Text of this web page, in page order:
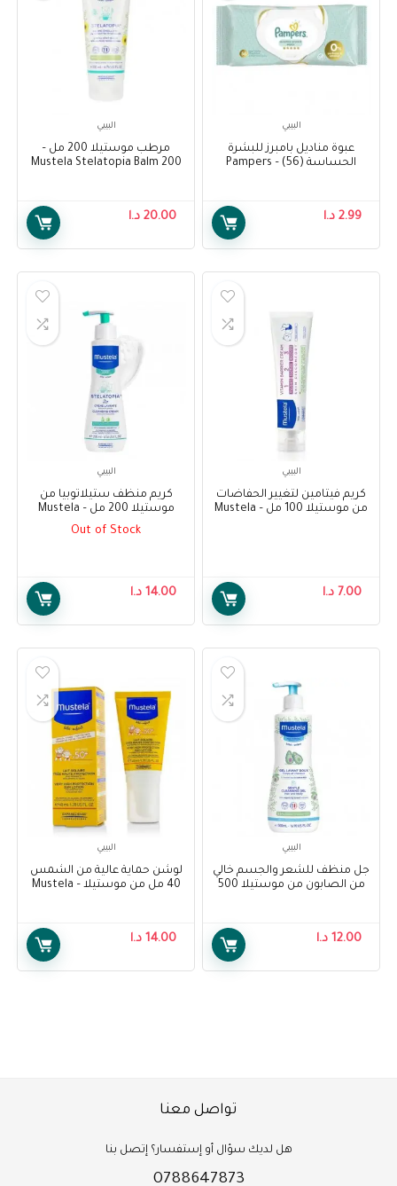
البيبي
عبوة مناديل بامبرز للبشرة
الحساسة (56) – Pampers
2.99 د.ا
البيبي
مرطب موستيلا 200 مل –
Mustela Stelatopia Balm 200
20.00 د.ا
البيبي
كريم فيتامين لتغيير الحفاضات
من موستيلا 100 مل – Mustela
7.00 د.ا
البيبي
كريم منظف ستيلاتوبيا من
موستيلا 200 مل – Mustela
Stelatopia Cleansing Cream
Out of Stock
14.00 د.ا
البيبي
جل منظف للشعر والجسم خالي
من الصابون من موستيلا 500
12.00 د.ا
البيبي
لوشن حماية عالية من الشمس
40 مل من موستيلا – Mustela
14.00 د.ا
تواصل معنا
هل لديك سؤال أو إستفسار؟ إتصل بنا
0788647873